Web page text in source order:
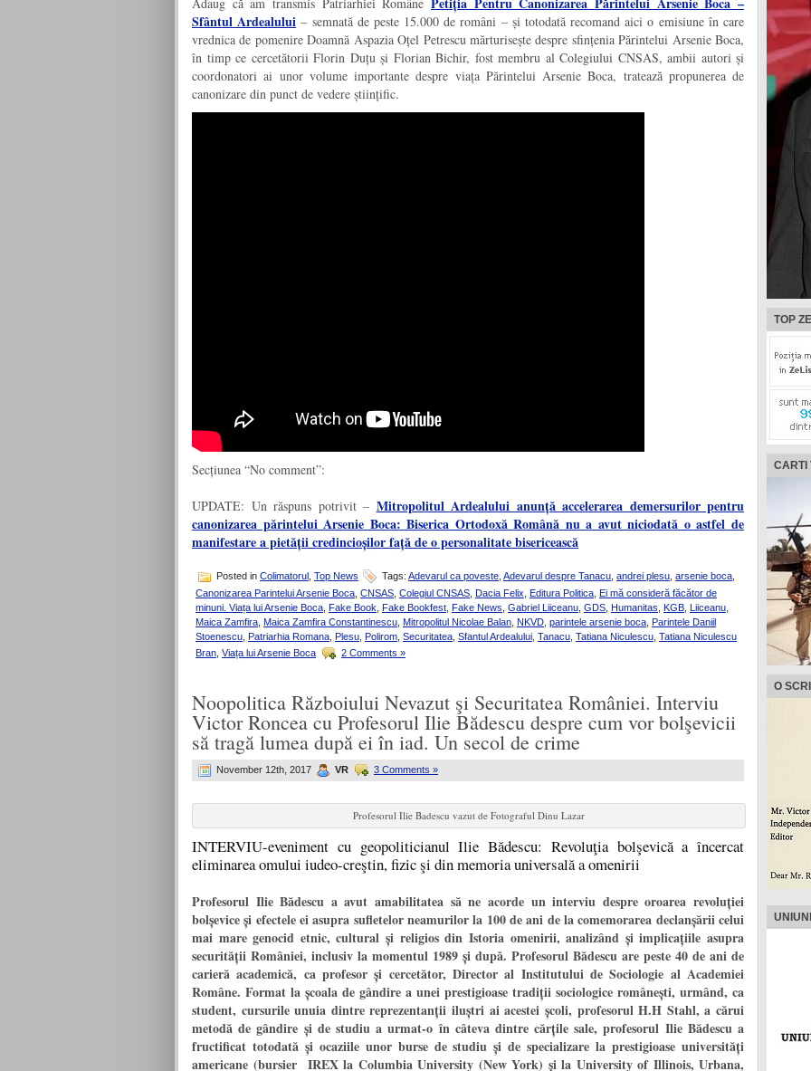
Sfântul Ardealului – semnată de peste 15.000 de români – și totodată recomand aici o emisiune în care
vrednica de pomenire Doamnă Aspazia Oțel Petrescu mărturisește despre sfințenia Părintelui Arsenie Boca,
în timp ce cercetătorii Florin Duțu și Florian Bichir, fost membru al Colegiului CNSAS, ambii autori și
coordonatori ai unor volume importante despre viața Părintelui Arsenie Boca, tratează propunerea de
canonizare din punct de vedere științific.
Secțiunea “No comment”:
UPDATE: Un răspuns potrivit – Mitropolitul Ardealului anunță accelerarea demersurilor pentru
canonizarea părintelui Arsenie Boca: Biserica Ortodoxă Română nu a avut niciodată o astfel de
manifestare a pietății credincioșilor față de o personalitate bisericească
Posted in Colimatorul Top News Tags: Adevarul ca poveste Adevarul despre Tanacu andrei plesu arsenie boca
Canonizarea Parintelui Arsenie Boca CNSAS Colegiul CNSAS Dacia Felix Editura Politica Ei mă consideră făcător de
minuni. Viața lui Arsenie Boca Fake Book Fake Bookfest Fake News Gabriel Liiceanu GDS Humanitas KGB Liiceanu
Maica Zamfira Maica Zamfira Constantinescu Mitropolitul Nicolae Balan NKVD parintele arsenie boca Parintele Daniil
Stoenescu Patriarhia Romana Plesu Polirom Securitatea Sfantul Ardealului Tanacu Tatiana Niculescu Tatiana Niculescu
Bran Viața lui Arsenie Boca 2 Comments »
Noopolitica Războiului Nevazut şi Securitatea României. Interviu
Victor Roncea cu Profesorul Ilie Bădescu despre cum vor bolşevicii
să tragă lumea după ei în iad. Un secol de crime
November 12th, 2017 VR 3 Comments »
Profesorul Ilie Badescu vazut de Fotograful Dinu Lazar
INTERVIU-eveniment cu geopoliticianul Ilie Bădescu: Revoluţia bolşevică a încercat
eliminarea omului iudeo-creştin, fizic şi din memoria universală a omenirii
Profesorul Ilie Bădescu a avut amabilitatea să ne acorde un interviu despre oroarea revoluţiei
bolşevice şi efectele ei asupra sufletelor neamurilor la 100 de ani de la comemorarea declanşării celui
mai mare genocid etnic, cultural şi religios din Istoria omenirii, analizând şi implicaţiile asupra
securităţii României, inclusiv la momentul 1989 şi după. Profesorul Bădescu are peste 40 de ani de
carieră academică, ca profesor şi cercetător, Director al Institutului de Sociologie al Academiei
Române. Format la şcoala de gândire a unei prestigioase tradiţii sociologice româneşti, urmând, ca
student, cursurile unuia dintre reprezentanţii iluştri ai acestei şcoli, profesorul H.H Stahl, a cărui
metodă de gândire şi de studiu a urmat-o în câteva dintre cărţile sale, profesorul Ilie Bădescu a
fructificat totodată şi ocaziile unor burse de studiu şi de specializare la prestigioase universităţi
americane (bursier IREX la Columbia University (New York) şi la University of Illinois, Urbana,
TOP
CARTI
O